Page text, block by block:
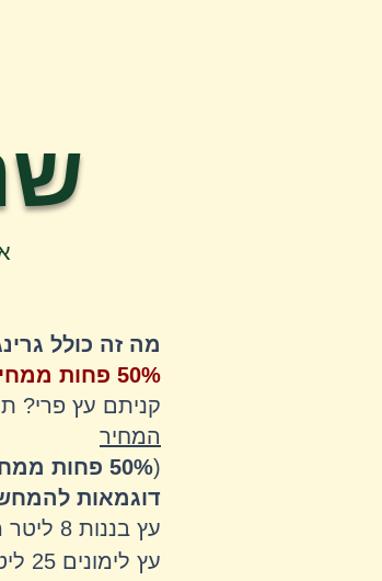
מה זה כולל
50% פחות ממחיר המחירון
קניתם עץ פרי?
המחיר
(50% פחות ממחיר המחירון
דוגמאות
עץ בננות 8 ליטר מחיר באתר 120
עץ לימונים 25 ליטר מחיר באתר 210